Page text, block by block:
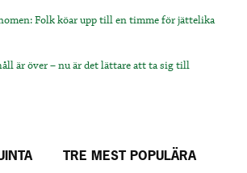
Folk köar upp till en timme för jättelika
är över – nu är det lättare att ta sig till
TRE MEST POPULÄRA